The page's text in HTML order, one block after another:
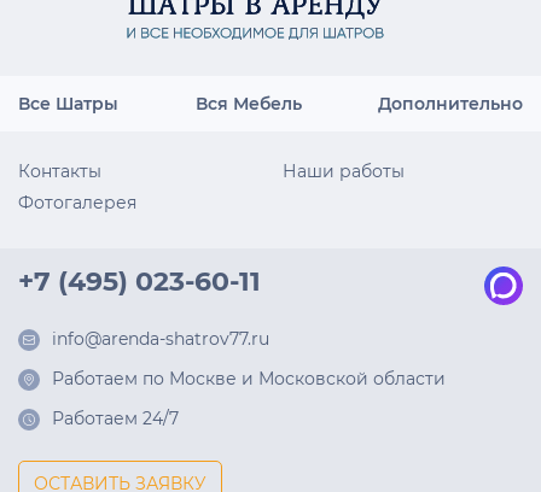
Все Шатры Вся Мебель Дополнительно
Контакты
Наши работы
Фотогалерея
+7 (495) 023-60-11
info@arenda-shatrov77.ru
Работаем по Москве и Московской области
Работаем 24/7
ОСТАВИТЬ ЗАЯВКУ